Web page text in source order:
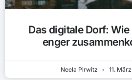
Das digitale Dorf:
enger
Neela Pirwitz 11.